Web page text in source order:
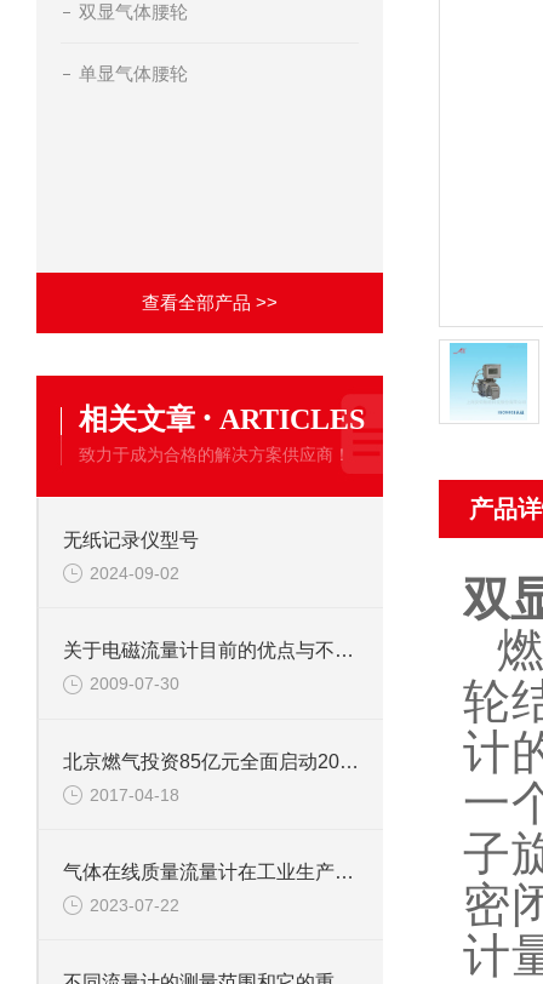
双显气体腰轮
单显气体腰轮
查看全部产品 >>
相关文章 · ARTICLES
致力于成为合格的解决方案供应商！
无纸记录仪型号
2024-09-02
关于电磁流量计目前的优点与不足分析
2009-07-30
北京燃气投资85亿元全面启动2017年煤改气
2017-04-18
气体在线质量流量计在工业生产中重要性
2023-07-22
产品
双
轮
计
一
子
密
计